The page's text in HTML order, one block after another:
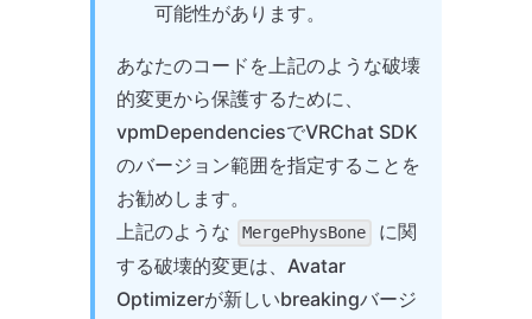
可能性があります。
あなたのコードを上記のような破壊
的変更から保護するために、
vpmDependenciesでVRChat SDK
のバージョン範囲を指定することを
お勧めします。
上記のような
MergePhysBone
に関
する破壊的変更は、Avatar
Optimizerが新しいbreakingバージ